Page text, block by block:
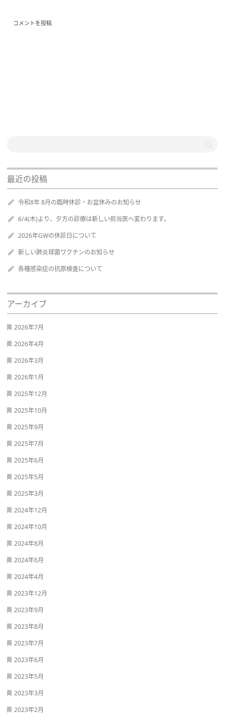
最近の投稿
令和8年 8月の臨時休診・お盆休みのお知らせ
6/4(木)より、夕方の診療は新しい担当医へ変わります。
2026年GWの休診日について
新しい肺炎球菌ワクチンのお知らせ
各種感染症の抗原検査について
アーカイブ
2026年7月
2026年4月
2026年3月
2026年1月
2025年12月
2025年10月
2025年9月
2025年7月
2025年6月
2025年5月
2025年3月
2024年12月
2024年10月
2024年8月
2024年6月
2024年4月
2023年12月
2023年9月
2023年8月
2023年7月
2023年6月
2023年5月
2023年3月
2023年2月